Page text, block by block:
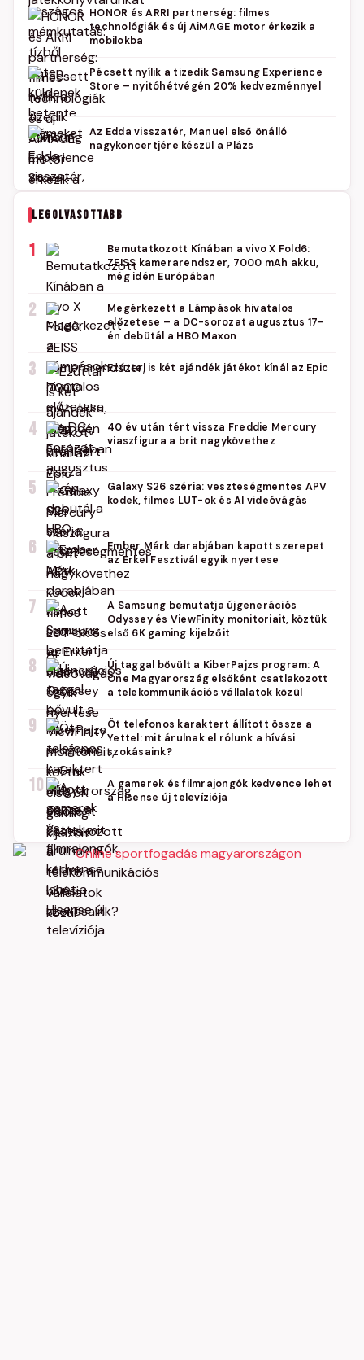
HONOR és ARRI partnerség: filmes
technológiák és új AiMAGE motor érkezik a
mobilokba
Pécsett nyílik a tizedik Samsung Experience
Store – nyitóhétvégén 20% kedvezménnyel
Az Edda visszatér, Manuel első önálló
nagykoncertjére készül a Plázs
LEGOLVASOTTABB
1
Bemutatkozott Kínában a vivo X Fold6:
ZEISS kamerarendszer, 7000 mAh akku,
még idén Európában
2
Megérkezett a Lámpások hivatalos
előzetese – a DC-sorozat augusztus 17-
én debütál a HBO Maxon
3 Ezúttal is két ajándék játékot kínál az Epic
4
40 év után tért vissza Freddie Mercury
viaszfigura a brit nagykövethez
5
Galaxy S26 széria: veszteségmentes APV
kodek, filmes LUT-ok és AI videóvágás
6
Ember Márk darabjában kapott szerepet
az Erkel Fesztivál egyik nyertese
7
A Samsung bemutatja újgenerációs
Odyssey és ViewFinity monitoriait, köztük
első 6K gaming kijelzőit
8
Új taggal bővült a KiberPajzs program: A
One Magyarország elsőként csatlakozott
a telekommunikációs vállalatok közül
9
Öt telefonos karaktert állított össze a
Yettel: mit árulnak el rólunk a hívási
szokásaink?
10
A gamerek és filmrajongók kedvence lehet
a Hisense új televíziója